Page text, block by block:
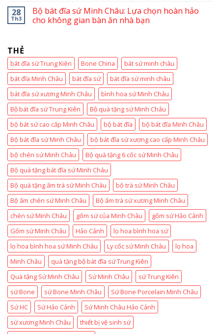
28
Th3
Bộ bát đĩa sứ Minh Châu: Lựa chọn hoàn hảo
cho không gian bàn ăn nhà bạn
THẺ
bát đĩa sứ Trung Kiên Bone China
bát sứ minh châu
bát đĩa Minh Châu
bát đĩa sứ
bát đĩa sứ minh châu
bát đĩa sứ xương Minh Châu
bình hoa sứ Minh Châu
Bộ bát đĩa sứ Trung Kiên
Bộ quà tặng sứ Minh Châu
bộ bát sứ cao cấp Minh Châu
bộ bát đĩa
bộ bát đĩa Minh Châu
Bộ bát đĩa sứ Minh Châu
bộ bát đĩa sứ xương cao cấp Minh Châu
bộ chén sứ Minh Châu
Bộ quà tặng 6 cốc sứ Minh Châu
Bộ quà tặng bát đĩa sứ Minh Châu
Bộ quà tặng ấm trà sứ Minh Châu
bộ trà sứ Minh Châu
Bộ ấm chén sứ Minh Châu
Bộ ấm trà sứ xương Minh Châu
chén sứ Minh Châu
gốm sứ của Minh Châu
gốm sứ Hảo Cảnh
Gốm sứ Minh Châu
Hảo Cảnh
lọ hoa bình hoa sứ
lọ hoa bình hoa sứ Minh Châu
Ly cốc sứ Minh Châu
lọ hoa
Minh Châu
quà tặng bộ bát đĩa sứ Trung Kiên
Quà tặng Sứ Minh Châu
Sứ Minh Châu
sứ Trung Kiên
sứ Bone
sứ Bone Minh Châu
Sứ Bone Porcelain Minh Châu
Sứ HC
Sứ Hảo Cảnh
Sứ Minh Châu Hảo Cảnh
sứ xương Minh Châu
thiết bị vệ sinh sứ